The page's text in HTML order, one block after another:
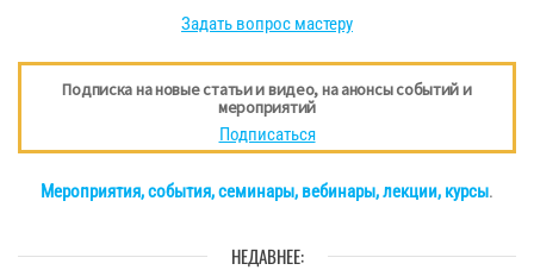
Задать вопрос мастеру
Подписка на новые статьи и видео, на анонсы событий и
мероприятий
Подписаться
Мероприятия, события, семинары, вебинары, лекции, курсы.
НЕДАВНЕЕ: